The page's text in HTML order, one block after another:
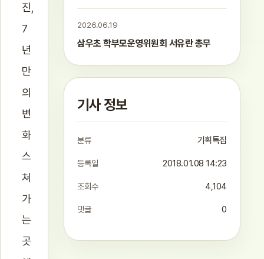
진,
7
년
만
의
변
화
스
쳐
가
는
곳
2026.06.19
삼우초 학부모운영위원회 서유란 총무
기사 정보
분류 기획특집
등록일 2018.01.08 14:23
조회수 4,104
댓글 0